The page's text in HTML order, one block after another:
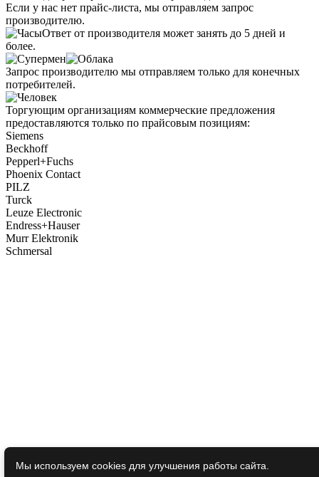
Если у нас нет прайс-листа, мы отправляем запрос
производителю.
Ответ от производителя может занять до 5 дней и
более.
Запрос производителю мы отправляем только для конечных
потребителей.
Торгующим организациям коммерческие предложения
предоставляются только по прайсовым позициям:
Siemens
Beckhoff
Pepperl+Fuchs
Phoenix Contact
PILZ
Turck
Leuze Electronic
Endress+Hauser
Murr Elektronik
Schmersal
Мы используем cookies для улучшения работы сайта.